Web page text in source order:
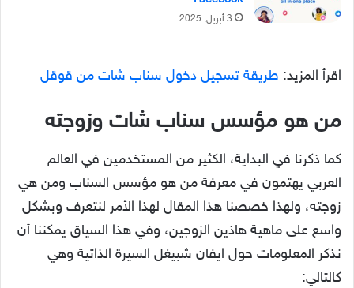
3 أبريل, 2025
اقرأ المزيد: طريقة تسجيل دخول سناب شات من قوقل
من هو مؤسس سناب شات وزوجته
كما ذكرنا في البداية، الكثير من المستخدمين في العالم
العربي يهتمون في معرفة من هو مؤسس السناب ومن هي
زوجته، ولهذا خصصنا هذا المقال لهذا الأمر لنتعرف وبشكل
واسع على ماهية هاذين الزوجين، وفي هذا السياق يمكننا أن
نذكر المعلومات حول ايفان شبيغل السيرة الذاتية وهي
كالتالي: